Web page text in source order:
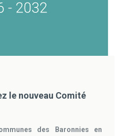
le nouveau Comité
des Baronnies en